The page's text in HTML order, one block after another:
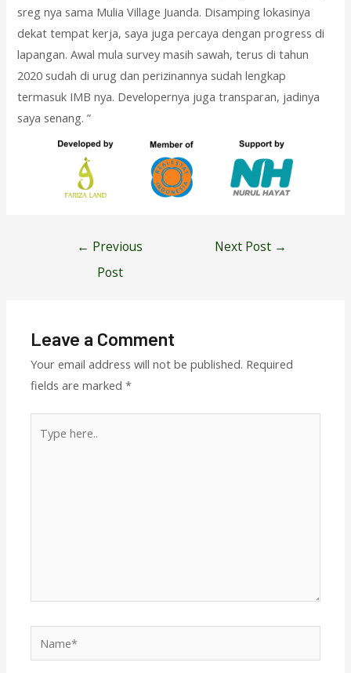
sreg nya sama Mulia Village Juanda. Disamping lokasinya
dekat tempat kerja, saya juga percaya dengan progress di
lapangan. Awal mula survey masih sawah, terus di tahun
2020 sudah di urug dan perizinannya sudah lengkap
termasuk IMB nya. Developernya juga transparan, jadinya
saya senang. ”
← Previous
Post
Next Post →
Leave a Comment
Your email address will not be published. Required
fields are marked*
here..